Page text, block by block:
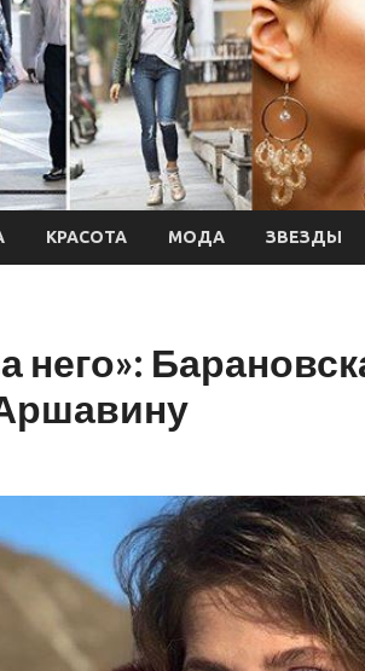
КРАСОТА МОДА ЗВЕЗДЫ
него»: